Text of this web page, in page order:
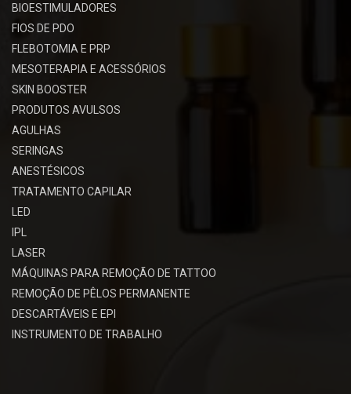
BIOESTIMULADORES
FIOS DE PDO
FLEBOTOMIA E PRP
MESOTERAPIA E ACESSÓRIOS
SKIN BOOSTER
PRODUTOS AVULSOS
AGULHAS
SERINGAS
ANESTÉSICOS
TRATAMENTO CAPILAR
LED
IPL
LASER
MÁQUINAS PARA REMOÇÃO DE TATTOO
REMOÇÃO DE PÊLOS PERMANENTE
DESCARTÁVEIS E EPI
INSTRUMENTO DE TRABALHO